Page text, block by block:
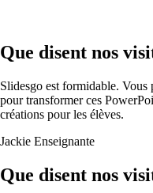
Que disent nos
Slidesgo est formidable. Vous
pour transformer ces
créations pour les élèves.
Jackie Enseignante
Que disent nos